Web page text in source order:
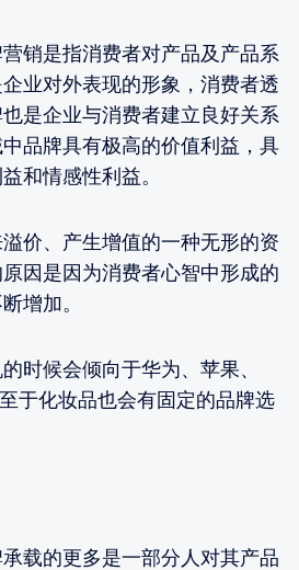
销是指消费者对产品及产品系
业对外表现的形象，消费者透
是企业与消费者建立良好关系
品牌具有极高的价值利益，具
和情感性利益。
价、产生增值的一种无形的资
因是因为消费者心智中形成的
增加。
时候会倾向于华为、苹果、
于化妆品也会有固定的品牌选
载的更多是一部分人对其产品